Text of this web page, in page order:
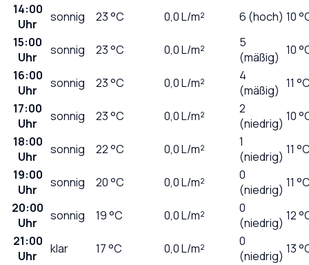
14:00
Uhr
sonnig 23°C 0,0L/m² 6 (hoch) 10
15:00
Uhr
sonnig 23°C 0,0L/m²
5
(mäßig) 10
16:00
Uhr
sonnig 23°C 0,0L/m²
4
(mäßig) 11
17:00
Uhr
sonnig 23°C 0,0L/m²
2
(niedrig) 10
18:00
Uhr
sonnig 22°C 0,0L/m²
1
(niedrig) 11
19:00
Uhr
sonnig 20°C 0,0L/m²
0
(niedrig) 11
20:00
Uhr
sonnig 19°C 0,0L/m²
0
(niedrig) 12
21:00
Uhr
klar 17°C 0,0L/m²
0
(niedrig) 13